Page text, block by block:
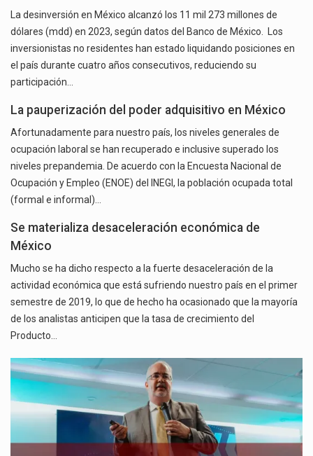
La desinversión en México alcanzó los 11 mil 273 millones de
dólares (mdd) en 2023, según datos del Banco de México. Los
inversionistas no residentes han estado liquidando posiciones en
el país durante cuatro años consecutivos, reduciendo su
participación…
La pauperización del poder adquisitivo en México
Afortunadamente para nuestro país, los niveles generales de
ocupación laboral se han recuperado e inclusive superado los
niveles prepandemia. De acuerdo con la Encuesta Nacional de
Ocupación y Empleo (ENOE) del INEGI, la población ocupada total
(formal e informal)…
Se materializa desaceleración económica de
México
Mucho se ha dicho respecto a la fuerte desaceleración de la
actividad económica que está sufriendo nuestro país en el primer
semestre de 2019, lo que de hecho ha ocasionado que la mayoría
de los analistas anticipen que la tasa de crecimiento del
Producto…